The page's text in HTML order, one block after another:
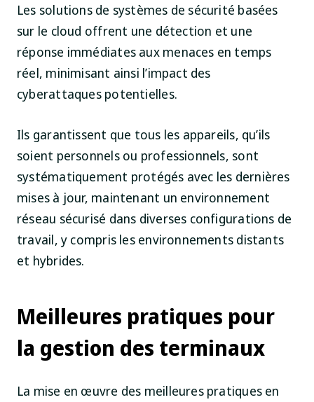
Les solutions de systèmes de sécurité basées
sur le cloud offrent une détection et une
réponse immédiates aux menaces en temps
réel, minimisant ainsi l’impact des
cyberattaques potentielles.
Ils garantissent que tous les appareils, qu’ils
soient personnels ou professionnels, sont
systématiquement protégés avec les dernières
mises à jour, maintenant un environnement
réseau sécurisé dans diverses configurations de
travail, y compris les environnements distants
et hybrides.
Meilleures pratiques pour
la gestion des terminaux
La mise en œuvre des meilleures pratiques en